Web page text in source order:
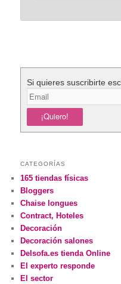
Si quieres suscribirte
CATEGORÍAS
165 tiendas físicas
Bloggers
Chaise longues
Contract, Hoteles
Decoración
Decoración salones
Delsofa.es tienda Online
El experto responde
El sector